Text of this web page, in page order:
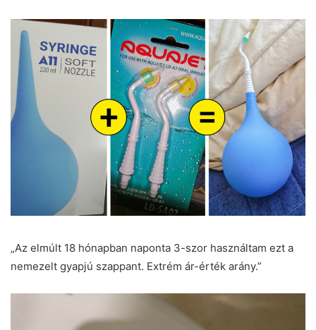
„Az elmúlt 18 hónapban naponta 3-szor használtam ezt a
nemezelt gyapjú szappant. Extrém ár-érték arány.”